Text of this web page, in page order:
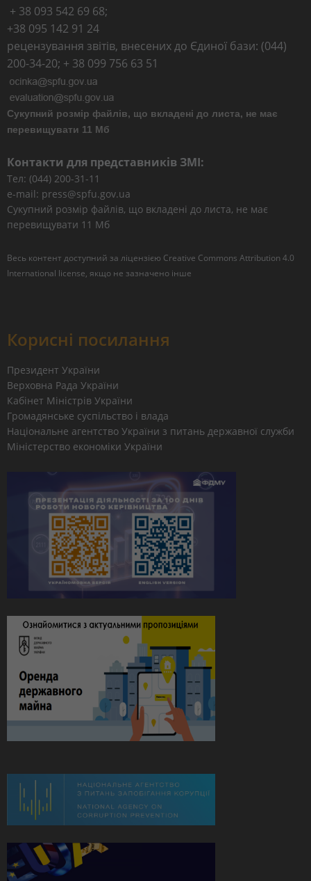
+ 38 093 542 69 68;
+38 095 142 91 24
рецензування звітів, внесених до Єдиної бази: (044)
200-34-20; + 38 099 756 63 51
Сукупний розмір файлів, що вкладені до листа, не має
перевищувати 11 Мб
Контакти для представників ЗМІ:
Тел: (044) 200-31-11
e-mail: press@spfu.gov.ua
Сукупний розмір файлів, що вкладені до листа, не має
перевищувати 11 Мб
Весь контент доступний за ліцензією Creative Commons Attribution 4.0
International license, якщо не зазначено інше
Корисні посилання
Президент України
Верховна Рада України
Кабінет Міністрів України
Громадянське суспільство і влада
Національне агентство України з питань державної служби
Міністерство економіки України